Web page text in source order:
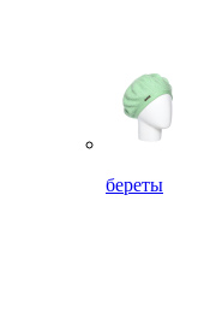
береты